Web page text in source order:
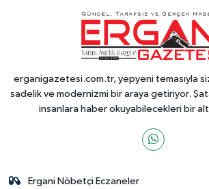
erganigazetesi.com.tr, yepyeni temasıyla
sadelik ve modernizmi bir araya getiriyor.
insanlara haber okuyabilecekleri bir
Ergani Nöbetçi Eczaneler